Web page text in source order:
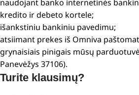
naudojant banko internetinės
kredito ir debeto kortele;
išankstiniu bankiniu pavedimu;
atsiimant prekes iš Omniva
grynaisiais pinigais mūsų
Panevėžys 37106).
Turite klausimų?